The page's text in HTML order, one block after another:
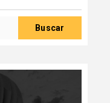
Buscar